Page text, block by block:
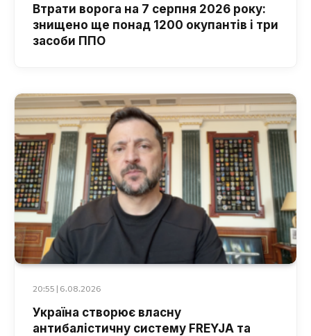
Втрати ворога на 7 серпня 2026 року:
знищено ще понад 1200 окупантів і три
засоби ППО
20:55 | 6.08.2026
Україна створює власну
антибалістичну систему FREYJA та